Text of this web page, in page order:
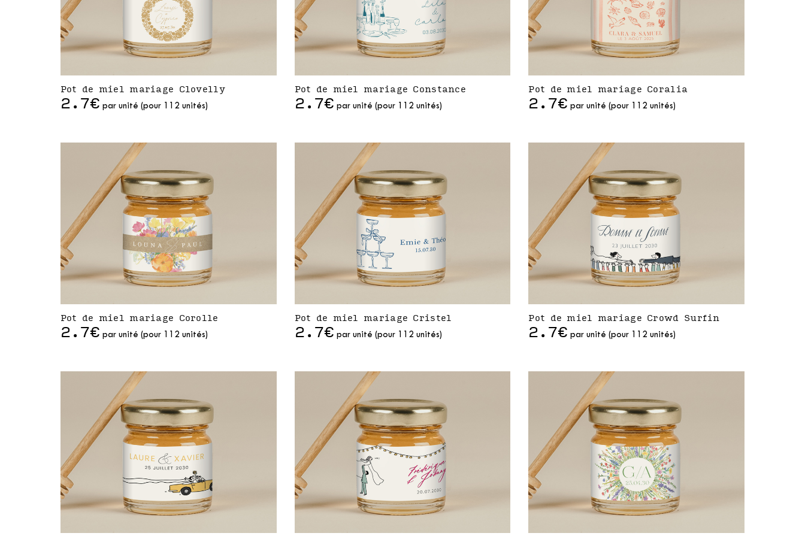
Pot de miel mariage Clovelly
2.7€ par unité (pour 112 unités)
Pot de miel mariage Constance
2.7€ par unité (pour 112 unités)
Pot de miel mariage Coralia
2.7€ par unité (pour 112 unités)
Pot de miel mariage Corolle
2.7€ par unité (pour 112 unités)
Pot de miel mariage Cristel
2.7€ par unité (pour 112 unités)
Pot de miel mariage Crowd Surfin
2.7€ par unité (pour 112 unités)